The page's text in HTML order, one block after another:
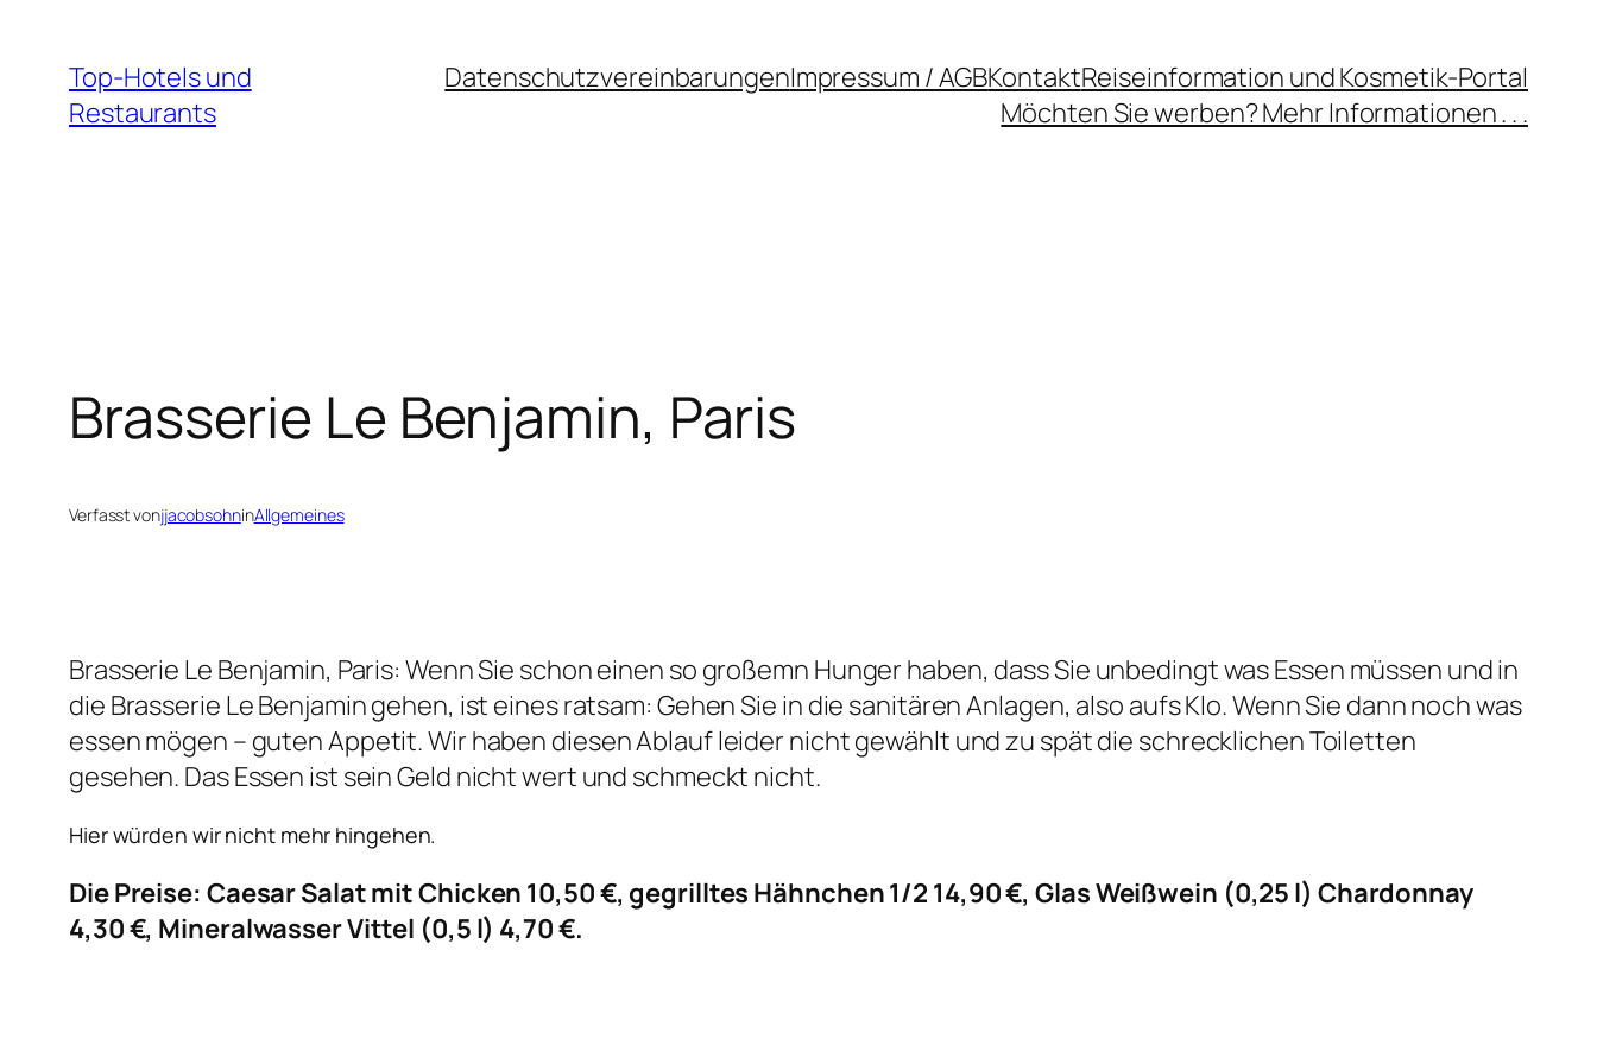
Inhalt
springen
Top-Hotels und
Restaurants
DatenschutzvereinbarungenImpressum / AGBKontaktReiseinformation und Kosmetik-Portal
Möchten Sie werben? Mehr Informationen . . .
Brasserie Le Benjamin, Paris
Verfasst vonjjacobsohninAllgemeines
Brasserie Le Benjamin, Paris: Wenn Sie schon einen so großemn Hunger haben, dass Sie unbedingt was Essen müssen und in
die Brasserie Le Benjamin gehen, ist eines ratsam: Gehen Sie in die sanitären Anlagen, also aufs Klo. Wenn Sie dann noch was
essen mögen – guten Appetit. Wir haben diesen Ablauf leider nicht gewählt und zu spät die schrecklichen Toiletten
gesehen. Das Essen ist sein Geld nicht wert und schmeckt nicht.
Hier würden wir nicht mehr hingehen.
Die Preise: Caesar Salat mit Chicken 10,50 €, gegrilltes Hähnchen 1/2 14,90 €, Glas Weißwein (0,25 l) Chardonnay
4,30 €, Mineralwasser Vittel (0,5 l) 4,70 €.